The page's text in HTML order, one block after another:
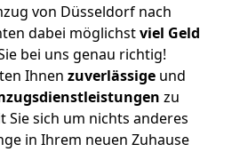
von Düsseldorf nach
dabei möglichstviel Geld
bei uns genau richtig!
Ihnen zuverlässige und
zu
Sie sich um nichts anderes
in Ihrem neuen Zuhause